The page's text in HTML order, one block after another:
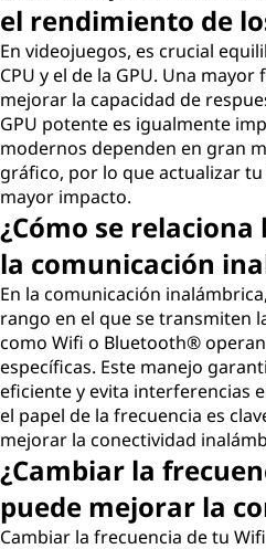
el rendimiento de
En videojuegos, es crucial
CPU y el de la GPU. Una
mejorar la capacidad de
GPU potente es igualmente
modernos dependen en gran
gráfico, por lo que actualizar
mayor impacto.
¿Cómo se
la comunicación
En la comunicación
rango en el que se transmiten
como Wifi o Bluetooth®
específicas. Este manejo
eficiente y evita interferencias
el papel de la frecuencia es
mejorar la conectividad
¿Cambiar la
puede mejorar la
Cambiar la frecuencia de tu